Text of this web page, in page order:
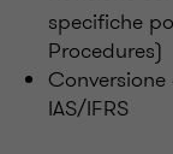
specifiche
Procedures)
IAS/IFRS